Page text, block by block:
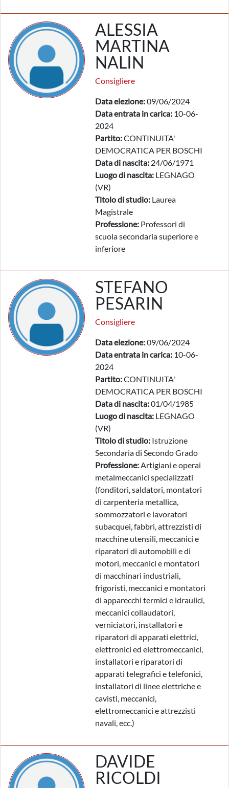
ALESSIA
MARTINA
NALIN
Consigliere
Data elezione:09/06/2024
Data entrata in carica: 10-06-
2024
Partito:CONTINUITA'
DEMOCRATICA PER BOSCHI
Data di nascita: 24/06/1971
Luogo di nascita: LEGNAGO
(VR)
Titolo di studio: Laurea
Magistrale
Professione: Professori di
scuola secondaria superiore e
inferiore
STEFANO
PESARIN
Consigliere
Data elezione:09/06/2024
Data entrata in carica: 10-06-
2024
Partito:CONTINUITA'
DEMOCRATICA PER BOSCHI
Data di nascita:01/04/1985
Luogo di nascita: LEGNAGO
(VR)
Titolo di studio: Istruzione
Secondaria di Secondo Grado
Professione:Artigiani e operai
metalmeccanici specializzati
(fonditori, saldatori, montatori
di carpenteria metallica,
sommozzatori e lavoratori
subacquei, fabbri, attrezzisti di
macchine utensili, meccanici e
riparatori di automobili e di
motori, meccanici e montatori
di macchinari industriali,
frigoristi, meccanici e montatori
di apparecchi termici e idraulici,
meccanici collaudatori,
verniciatori, installatori e
riparatori di apparati elettrici,
elettronici ed elettromeccanici,
installatori e riparatori di
apparati telegrafici e telefonici,
installatori di linee elettriche e
cavisti, meccanici,
elettromeccanici e attrezzisti
navali, ecc.)
DAVIDE
RICOLDI